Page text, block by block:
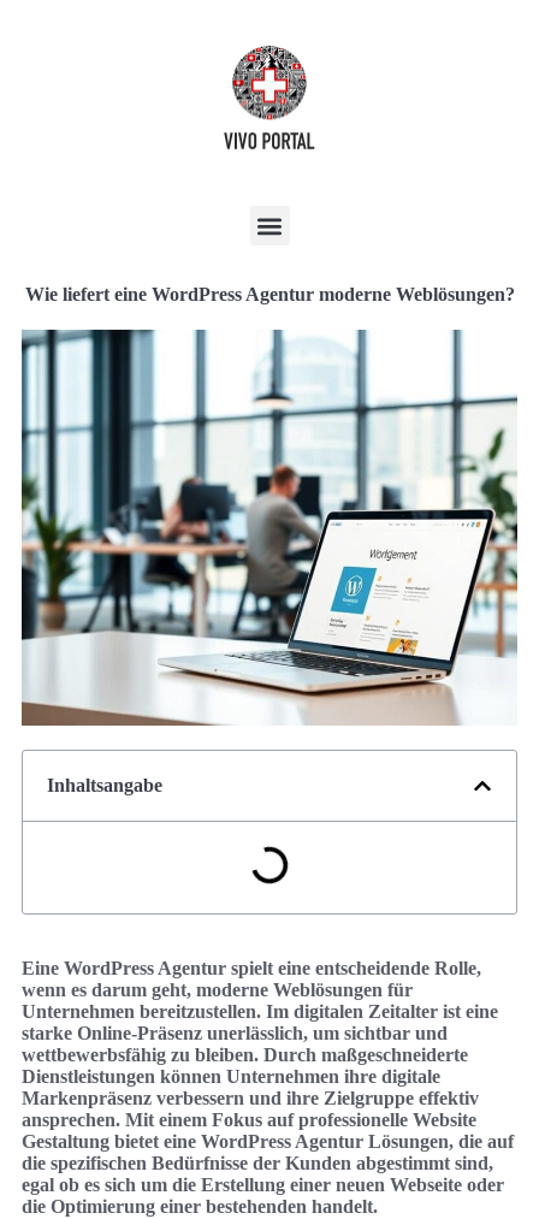
Wie liefert eine WordPress Agentur moderne Weblösungen?
Inhaltsangabe
Eine WordPress Agentur spielt eine entscheidende Rolle,
wenn es darum geht, moderne Weblösungen für
Unternehmen bereitzustellen. Im digitalen Zeitalter ist eine
starke Online-Präsenz unerlässlich, um sichtbar und
wettbewerbsfähig zu bleiben. Durch maßgeschneiderte
Dienstleistungen können Unternehmen ihre digitale
Markenpräsenz verbessern und ihre Zielgruppe effektiv
ansprechen. Mit einem Fokus auf professionelle Website
Gestaltung bietet eine WordPress Agentur Lösungen, die auf
die spezifischen Bedürfnisse der Kunden abgestimmt sind,
egal ob es sich um die Erstellung einer neuen Webseite oder
die Optimierung einer bestehenden handelt.